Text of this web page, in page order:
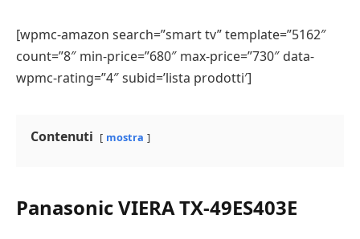
[wpmc-amazon search=”smart tv” template=”5162″
count=”8″ min-price=”680″ max-price=”730″ data-
wpmc-rating=”4″ subid=’lista prodotti′]
Contenuti mostra
Panasonic VIERA TX-49ES403E